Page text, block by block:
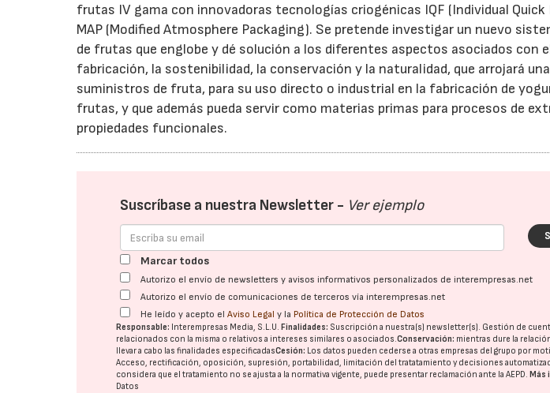
frutas IV gama con innovadoras tecnologías criogénicas IQF (Individual
MAP (Modified Atmosphere Packaging). Se pretende investigar un nuevo
de frutas que englobe y dé solución a los diferentes aspectos asociados con
fabricación, la sostenibilidad, la conservación y la naturalidad, que arrojará
suministros de fruta, para su uso directo o industrial en la fabricación de
frutas, y que además pueda servir como materias primas para procesos de
propiedades funcionales.
Suscríbase a nuestra Newsletter - Ver ejemplo
Marcar todos
Autorizo el envío de newsletters y avisos informativos personalizados de interempresas.net
Autorizo el envío de comunicaciones de terceros vía interempresas.net
He leído y acepto elAviso Legal y la Política de Protección de Datos
Responsable: Interempresas Media, S.L.U. Finalidades: Suscripción a nuestra(s) newsletter(s). Gestión de
relacionados con la misma o relativos a intereses similares o asociados.Conservación: mientras dure la
llevar a cabo las finalidades especificadasCesión: Los datos pueden cederse a otras empresas del grupo por
Acceso, rectificación, oposición, supresión, portabilidad, limitación del tratatamiento y decisiones
considera que el tratamiento no se ajusta a la normativa vigente, puede presentar reclamación ante laAEPD. Más
Datos
23/07/2026